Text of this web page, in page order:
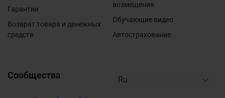
Гарантии
Возврат товара и денежных
средств
возмещения
Обучающие видео
Автострахование
Сообщества